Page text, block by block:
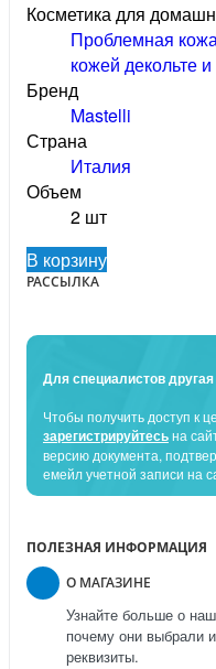
Косметика для
Проблемная
кожей декольте
Бренд
Mastelli
Страна
Италия
Объем
2 шт
В корзину
РАССЫЛКА
Для специалистов
Чтобы получить доступ к
зарегистрируйтесьна
версию документа,
емейл учетной записи на
ПОЛЕЗНАЯ ИНФОРМАЦИЯ
О МАГАЗИНЕ
Узнайте больше о
почему они выбрали
реквизиты.